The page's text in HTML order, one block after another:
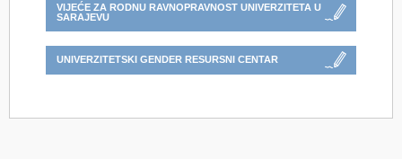
VIJEĆE ZA RODNU RAVNOPRAVNOST UNIVERZITETA U
SARAJEVU
UNIVERZITETSKI GENDER RESURSNI CENTAR